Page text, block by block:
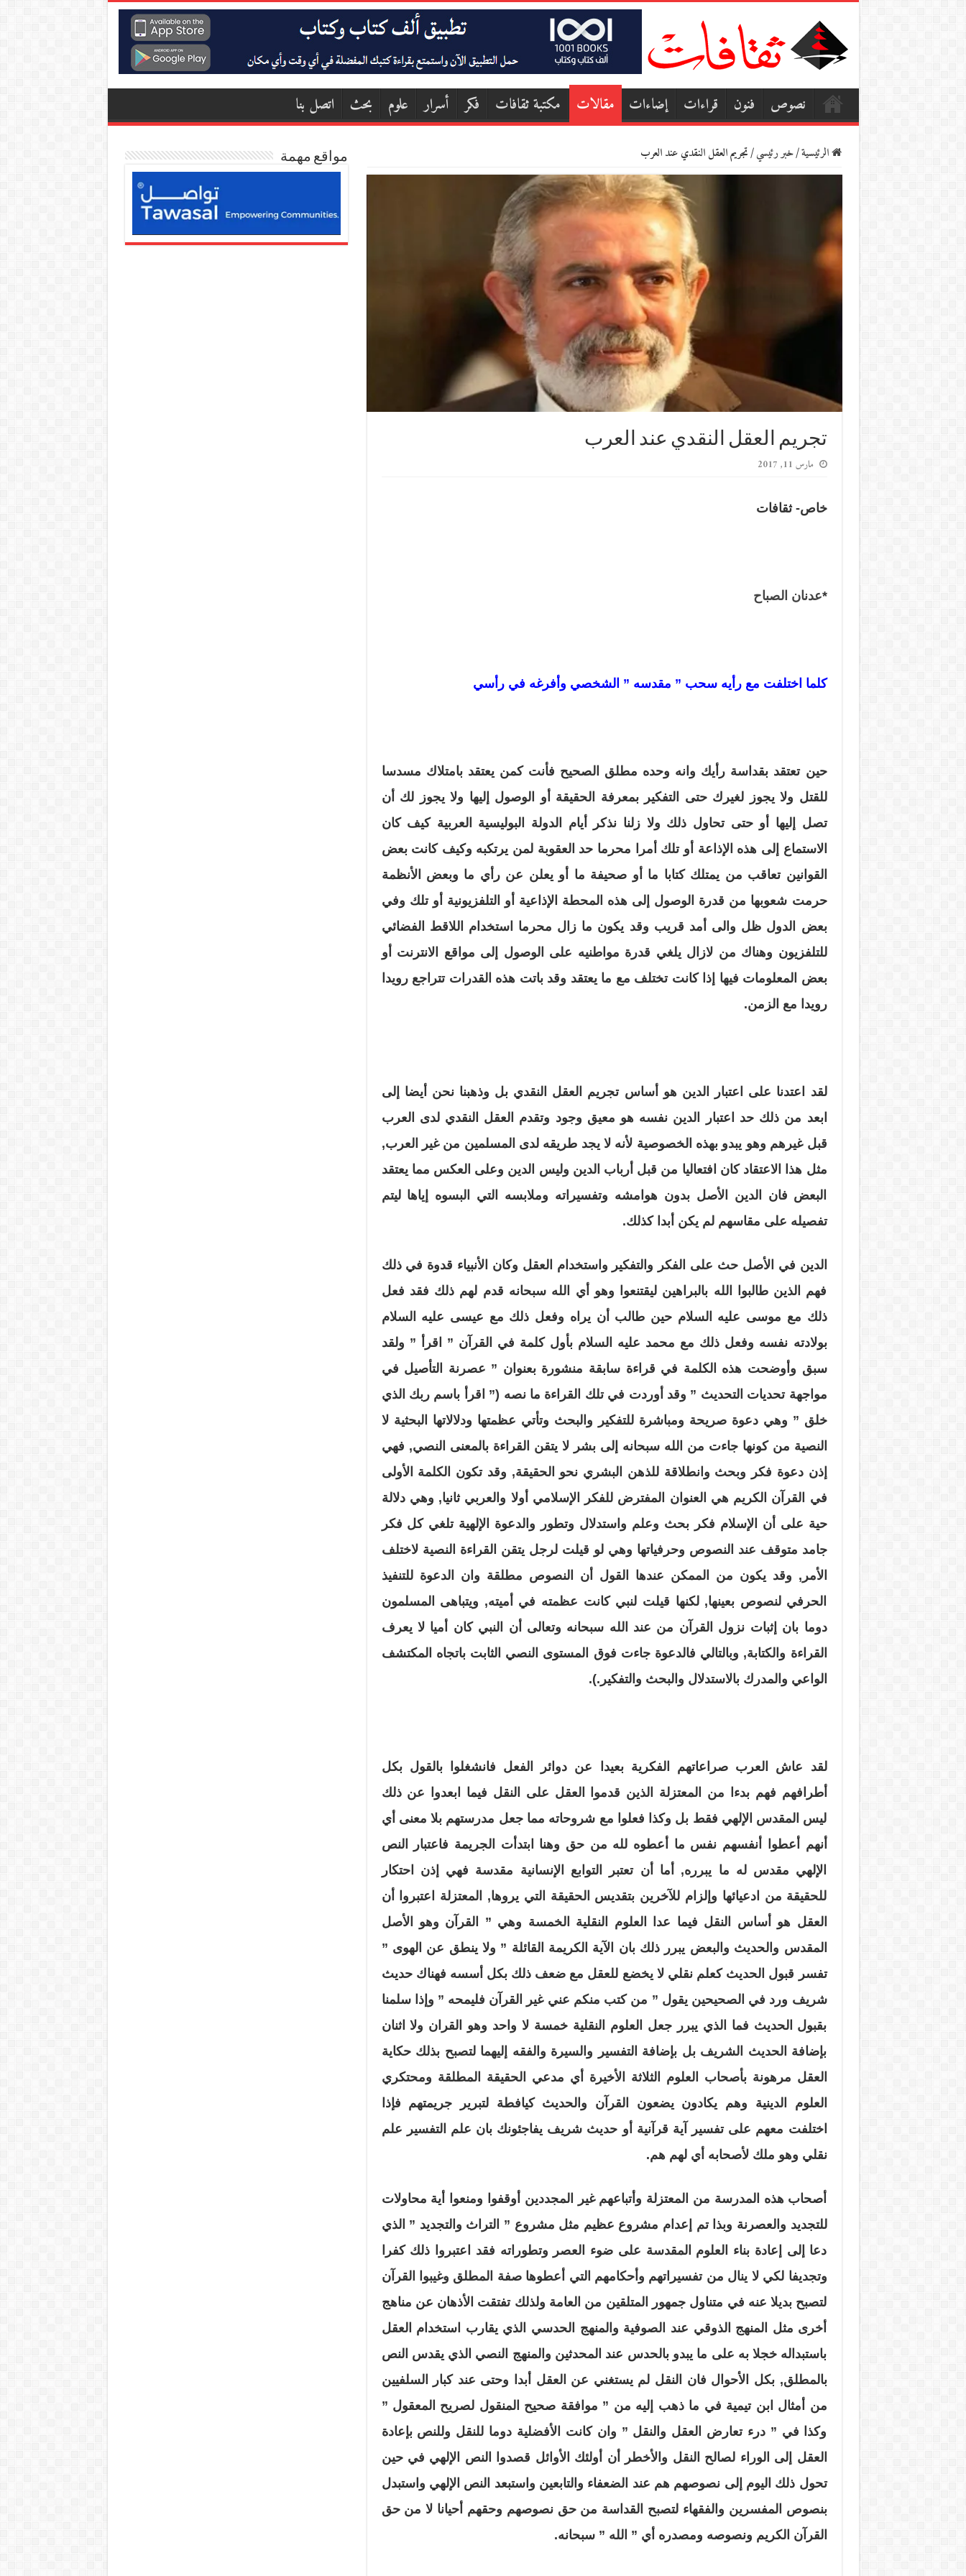
نصوص فنون قراءات إضاءات مقالات مكتبة ثقافات فكر أسرار علوم بحث اتصل بنا
الرئيسية/خبر رئيسي/تجريم العقل النقدي عند العرب
تجريم العقل النقدي عند العرب
مارس 11, 2017
خاص- ثقافات
*عدنان الصباح
كلما اختلفت مع رأيه سحب ” مقدسه ” الشخصي وأفرغه في رأسي
حين تعتقد بقداسة رأيك وانه وحده مطلق الصحيح فأنت كمن يعتقد بامتلاك مسدسا
للقتل ولا يجوز لغيرك حتى التفكير بمعرفة الحقيقة أو الوصول إليها ولا يجوز لك أن
تصل إليها أو حتى تحاول ذلك ولا زلنا نذكر أيام الدولة البوليسية العربية كيف كان
الاستماع إلى هذه الإذاعة أو تلك أمرا محرما حد العقوبة لمن يرتكبه وكيف كانت بعض
القوانين تعاقب من يمتلك كتابا ما أو صحيفة ما أو يعلن عن رأي ما وبعض الأنظمة
حرمت شعوبها من قدرة الوصول إلى هذه المحطة الإذاعية أو التلفزيونية أو تلك وفي
بعض الدول ظل والى أمد قريب وقد يكون ما زال محرما استخدام اللاقط الفضائي
للتلفزيون وهناك من لازال يلغي قدرة مواطنيه على الوصول إلى مواقع الانترنت أو
بعض المعلومات فيها إذا كانت تختلف مع ما يعتقد وقد باتت هذه القدرات تتراجع رويدا
رويدا مع الزمن.
لقد اعتدنا على اعتبار الدين هو أساس تجريم العقل النقدي بل وذهبنا نحن أيضا إلى
ابعد من ذلك حد اعتبار الدين نفسه هو معيق وجود وتقدم العقل النقدي لدى العرب
قبل غيرهم وهو يبدو بهذه الخصوصية لأنه لا يجد طريقه لدى المسلمين من غير العرب,
مثل هذا الاعتقاد كان افتعاليا من قبل أرباب الدين وليس الدين وعلى العكس مما يعتقد
البعض فان الدين الأصل بدون هوامشه وتفسيراته وملابسه التي البسوه إياها ليتم
تفصيله على مقاسهم لم يكن أبدا كذلك.
الدين في الأصل حث على الفكر والتفكير واستخدام العقل وكان الأنبياء قدوة في ذلك
فهم الذين طالبوا الله بالبراهين ليقتنعوا وهو أي الله سبحانه قدم لهم ذلك فقد فعل
ذلك مع موسى عليه السلام حين طالب أن يراه وفعل ذلك مع عيسى عليه السلام
بولادته نفسه وفعل ذلك مع محمد عليه السلام بأول كلمة في القرآن ” اقرأ ” ولقد
سبق وأوضحت هذه الكلمة في قراءة سابقة منشورة بعنوان ” عصرنة التأصيل في
مواجهة تحديات التحديث ” وقد أوردت في تلك القراءة ما نصه (” اقرأ باسم ربك الذي
خلق ” وهي دعوة صريحة ومباشرة للتفكير والبحث وتأتي عظمتها ودلالاتها البحثية لا
النصية من كونها جاءت من الله سبحانه إلى بشر لا يتقن القراءة بالمعنى النصي, فهي
إذن دعوة فكر وبحث وانطلاقة للذهن البشري نحو الحقيقة, وقد تكون الكلمة الأولى
في القرآن الكريم هي العنوان المفترض للفكر الإسلامي أولا والعربي ثانيا, وهي دلالة
حية على أن الإسلام فكر بحث وعلم واستدلال وتطور والدعوة الإلهية تلغي كل فكر
جامد متوقف عند النصوص وحرفياتها وهي لو قيلت لرجل يتقن القراءة النصية لاختلف
الأمر, وقد يكون من الممكن عندها القول أن النصوص مطلقة وان الدعوة للتنفيذ
الحرفي لنصوص بعينها, لكنها قيلت لنبي كانت عظمته في أميته, ويتباهى المسلمون
دوما بان إثبات نزول القرآن من عند الله سبحانه وتعالى أن النبي كان أميا لا يعرف
القراءة والكتابة, وبالتالي فالدعوة جاءت فوق المستوى النصي الثابت باتجاه المكتشف
الواعي والمدرك بالاستدلال والبحث والتفكير.).
لقد عاش العرب صراعاتهم الفكرية بعيدا عن دوائر الفعل فانشغلوا بالقول بكل
أطرافهم فهم بدءا من المعتزلة الذين قدموا العقل على النقل فيما ابعدوا عن ذلك
ليس المقدس الإلهي فقط بل وكذا فعلوا مع شروحاته مما جعل مدرستهم بلا معنى أي
أنهم أعطوا أنفسهم نفس ما أعطوه لله من حق وهنا ابتدأت الجريمة فاعتبار النص
الإلهي مقدس له ما يبرره, أما أن تعتبر التوابع الإنسانية مقدسة فهي إذن احتكار
للحقيقة من ادعيائها وإلزام للآخرين بتقديس الحقيقة التي يروها, المعتزلة اعتبروا أن
العقل هو أساس النقل فيما عدا العلوم النقلية الخمسة وهي ” القرآن وهو الأصل
المقدس والحديث والبعض يبرر ذلك بان الآية الكريمة القائلة ” ولا ينطق عن الهوى ”
تفسر قبول الحديث كعلم نقلي لا يخضع للعقل مع ضعف ذلك بكل أسسه فهناك حديث
شريف ورد في الصحيحين يقول ” من كتب منكم عني غير القرآن فليمحه ” وإذا سلمنا
بقبول الحديث فما الذي يبرر جعل العلوم النقلية خمسة لا واحد وهو القران ولا اثنان
بإضافة الحديث الشريف بل بإضافة التفسير والسيرة والفقه إليهما لتصبح بذلك حكاية
العقل مرهونة بأصحاب العلوم الثلاثة الأخيرة أي مدعي الحقيقة المطلقة ومحتكري
العلوم الدينية وهم يكادون يضعون القرآن والحديث كيافطة لتبرير جريمتهم فإذا
اختلفت معهم على تفسير آية قرآنية أو حديث شريف يفاجئونك بان علم التفسير علم
نقلي وهو ملك لأصحابه أي لهم هم.
أصحاب هذه المدرسة من المعتزلة وأتباعهم غير المجددين أوقفوا ومنعوا أية محاولات
للتجديد والعصرنة وبذا تم إعدام مشروع عظيم مثل مشروع ” التراث والتجديد ” الذي
دعا إلى إعادة بناء العلوم المقدسة على ضوء العصر وتطوراته فقد اعتبروا ذلك كفرا
وتجديفا لكي لا ينال من تفسيراتهم وأحكامهم التي أعطوها صفة المطلق وغيبوا القرآن
لتصبح بديلا عنه في متناول جمهور المتلقين من العامة ولذلك تفتقت الأذهان عن مناهج
أخرى مثل المنهج الذوقي عند الصوفية والمنهج الحدسي الذي يقارب استخدام العقل
باستبداله خجلا به على ما يبدو بالحدس عند المحدثين والمنهج النصي الذي يقدس النص
بالمطلق, بكل الأحوال فان النقل لم يستغني عن العقل أبدا وحتى عند كبار السلفيين
من أمثال ابن تيمية في ما ذهب إليه من ” موافقة صحيح المنقول لصريح المعقول ”
وكذا في ” درء تعارض العقل والنقل ” وان كانت الأفضلية دوما للنقل وللنص بإعادة
العقل إلى الوراء لصالح النقل والأخطر أن أولئك الأوائل قصدوا النص الإلهي في حين
تحول ذلك اليوم إلى نصوصهم هم عند الضعفاء والتابعين واستبعد النص الإلهي واستبدل
بنصوص المفسرين والفقهاء لتصبح القداسة من حق نصوصهم وحقهم أحيانا لا من حق
القرآن الكريم ونصوصه ومصدره أي ” الله ” سبحانه.
مواقع مهمة